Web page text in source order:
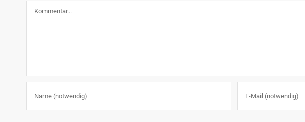
Kommentar